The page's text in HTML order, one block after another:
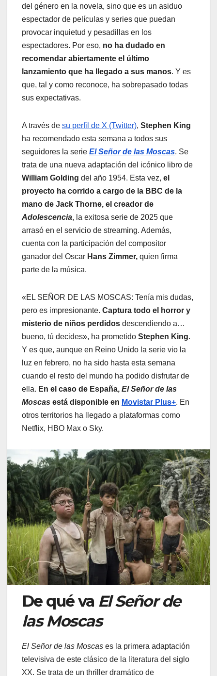
del género en la novela, sino que es un asiduo
espectador de películas y series que puedan
provocar inquietud y pesadillas en los
espectadores. Por eso, no ha dudado en
recomendar abiertamente el último
lanzamiento que ha llegado a sus manos. Y es
que, tal y como reconoce, ha sobrepasado todas
sus expectativas.
A través de su perfil de X (Twitter), Stephen King
ha recomendado esta semana a todos sus
seguidores la serie El Señor de las Moscas. Se
trata de una nueva adaptación del icónico libro de
William Golding del año 1954. Esta vez, el
proyecto ha corrido a cargo de la BBC de la
mano de Jack Thorne, el creador de
Adolescencia, la exitosa serie de 2025 que
arrasó en el servicio de streaming. Además,
cuenta con la participación del compositor
ganador del Oscar Hans Zimmer, quien firma
parte de la música.
«EL SEÑOR DE LAS MOSCAS: Tenía mis dudas,
pero es impresionante. Captura todo el horror y
misterio de niños perdidos descendiendo a…
bueno, tú decides», ha prometido Stephen King.
Y es que, aunque en Reino Unido la serie vio la
luz en febrero, no ha sido hasta esta semana
cuando el resto del mundo ha podido disfrutar de
ella. En el caso de España, El Señor de las
Moscas está disponible en Movistar Plus+. En
otros territorios ha llegado a plataformas como
Netflix, HBO Max o Sky.
De qué va El Señor de
las Moscas
El Señor de las Moscas es la primera adaptación
televisiva de este clásico de la literatura del siglo
XX. Se trata de un thriller dramático de